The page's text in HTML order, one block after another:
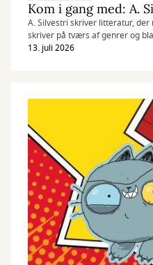
Kom i gang med: A.
A. Silvestri skriver litteratur,
skriver på tværs af genrer og
det fantastiske, det uhyggelige
13. juli 2026